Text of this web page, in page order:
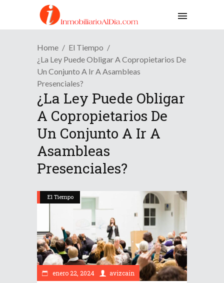
Home
El Tiempo
¿La Ley Puede Obligar A Copropietarios De
Un Conjunto A Ir A Asambleas
Presenciales?
¿La Ley Puede Obligar
A Copropietarios De
Un Conjunto A Ir A
Asambleas
Presenciales?
El Tiempo
enero 22, 2024 avizcain